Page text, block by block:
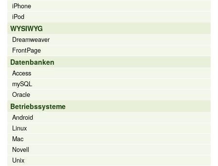
iPhone
iPod
WYSIWYG
Dreamweaver
FrontPage
Datenbanken
Access
mySQL
Oracle
Betriebssysteme
Android
Linux
Mac
Novell
Unix